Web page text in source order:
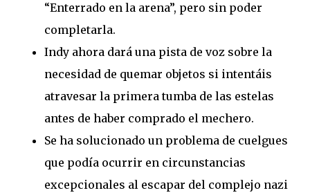
“Enterrado en la arena”, pero sin poder
completarla.
Indy ahora dará una pista de voz sobre la
necesidad de quemar objetos si intentáis
atravesar la primera tumba de las estelas
antes de haber comprado el mechero.
Se ha solucionado un problema de cuelgues
que podía ocurrir en circunstancias
excepcionales al escapar del complejo nazi